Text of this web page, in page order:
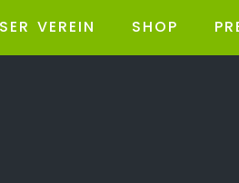
VEREIN SHOP